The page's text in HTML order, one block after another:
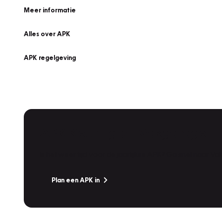
Meer informatie
Alles over APK
APK regelgeving
Plan een APK in